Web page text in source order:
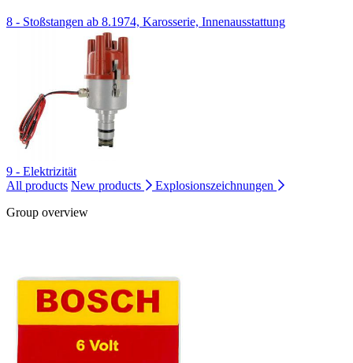
8 - Stoßstangen ab 8.1974, Karosserie, Innenausstattung
9 - Elektrizität
All products New products
Explosionszeichnungen
Group overview